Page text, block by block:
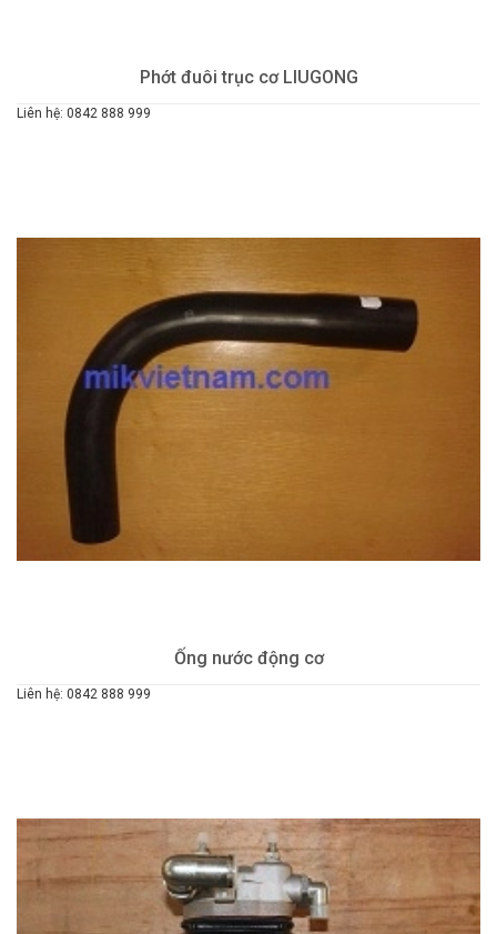
Phớt đuôi trục cơ LIUGONG
Liên hệ: 0842 888 999
Ống nước động cơ
Liên hệ: 0842 888 999